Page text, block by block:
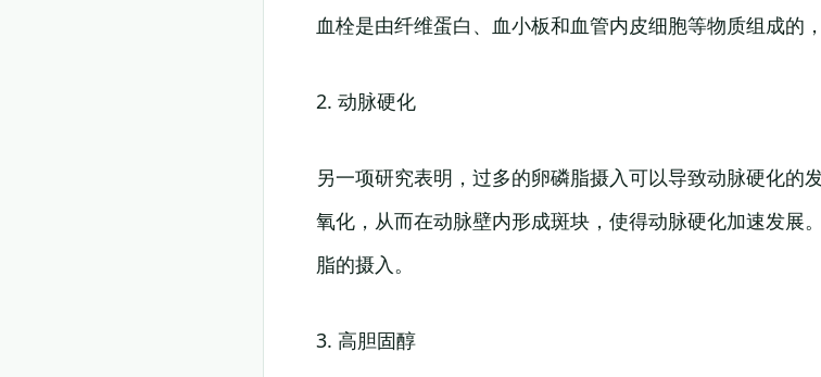
血栓是由纤维蛋白、血小板和血管内皮细胞等物质组成的
2. 动脉硬化
另一项研究表明，过多的卵磷脂摄入可以导致动脉硬化的
氧化，从而在动脉壁内形成斑块，使得动脉硬化加速发展
脂的摄入。
3. 高胆固醇